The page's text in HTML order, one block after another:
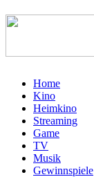
Home
Kino
Heimkino
Streaming
Game
TV
Musik
Gewinnspiele